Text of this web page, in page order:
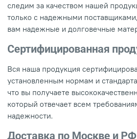
следим за качеством нашей
только с надежными
вам надежные и долговечные
Сертифицированная
Вся наша продукция
установленным нормам и
что вы получаете
который отвечает всем
надежности.
Доставка по Москве и РФ